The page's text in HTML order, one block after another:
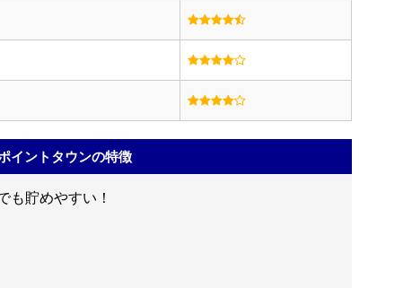
イントタウンの特徴
も貯めやすい！